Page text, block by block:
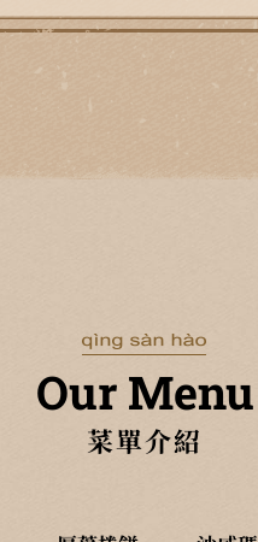
Our Menu
菜單介紹